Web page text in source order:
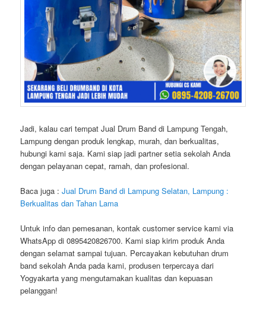
Jadi, kalau cari tempat Jual Drum Band di Lampung Tengah,
Lampung dengan produk lengkap, murah, dan berkualitas,
hubungi kami saja. Kami siap jadi partner setia sekolah Anda
dengan pelayanan cepat, ramah, dan profesional.
Baca juga :Jual Drum Band di Lampung Selatan, Lampung :
Berkualitas dan Tahan Lama
Untuk info dan pemesanan, kontak customer service kami via
WhatsApp di 0895420826700. Kami siap kirim produk Anda
dengan selamat sampai tujuan. Percayakan kebutuhan drum
band sekolah Anda pada kami, produsen terpercaya dari
Yogyakarta yang mengutamakan kualitas dan kepuasan
pelanggan!